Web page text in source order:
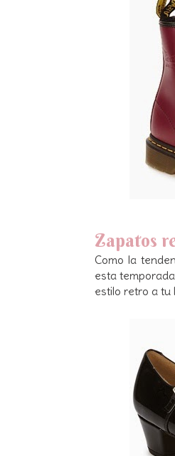
Zapatos
Como la
esta
estilo retro a tu